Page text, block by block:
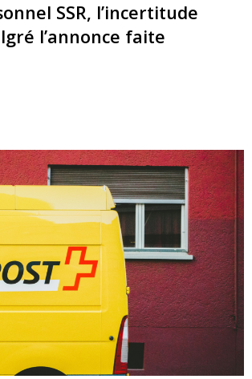
SSR, l’incertitude
l’annonce faite